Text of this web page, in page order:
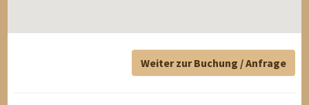
Weiter zur Buchung / Anfrage